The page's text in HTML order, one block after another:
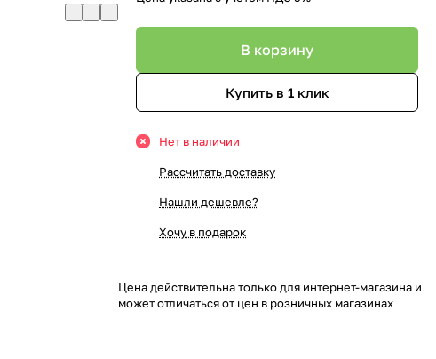
В корзину
Купить в 1 клик
Нет в наличии
Рассчитать доставку
Нашли дешевле?
Хочу в подарок
Цена действительна только для интернет-магазина и
может отличаться от цен в розничных магазинах